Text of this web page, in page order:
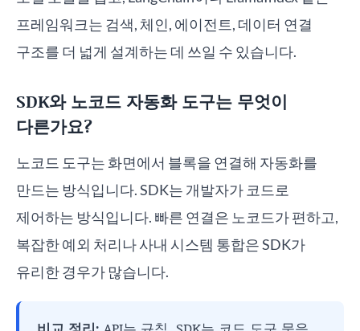
프레임워크는 검색, 체인, 에이전트, 데이터 연결
구조를 더 넓게 설계하는 데 쓰일 수 있습니다.
SDK와 노코드 자동화 도구는 무엇이
다른가요?
노코드 도구는 화면에서 블록을 연결해 자동화를
만드는 방식입니다. SDK는 개발자가 코드로
제어하는 방식입니다. 빠른 연결은 노코드가 편하고,
복잡한 예외 처리나 사내 시스템 통합은 SDK가
유리한 경우가 많습니다.